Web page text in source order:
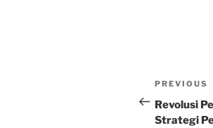
Post
Previous
Post
PREVIOUS
Revolusi
Strategi